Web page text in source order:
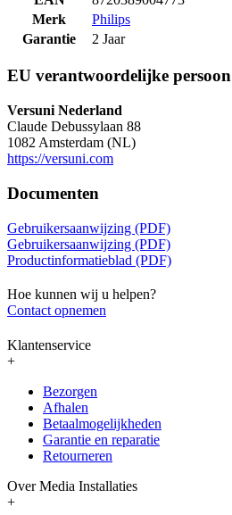
Merk
Philips
Garantie
2 Jaar
EU verantwoordelijke persoon
Versuni Nederland
Claude Debussylaan 88
1082 Amsterdam (NL)
https://versuni.com
Documenten
Gebruikersaanwijzing (PDF)
Gebruikersaanwijzing (PDF)
Productinformatieblad (PDF)
Hoe kunnen wij u helpen?
Contact opnemen
Klantenservice
+
Bezorgen
Afhalen
Betaalmogelijkheden
Garantie en reparatie
Retourneren
Over Media Installaties
+